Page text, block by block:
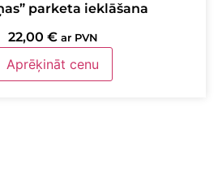
parketa ieklāšana
22,00 € ar PVN
Aprēķināt cenu